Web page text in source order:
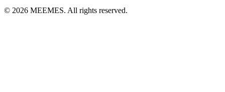
© 2026 MEEMES. All rights reserved.